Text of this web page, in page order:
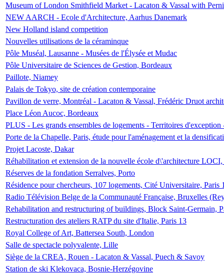
Museum of London Smithfield Market - Lacaton & Vassal with
NEW AARCH - Ecole d'Architecture, Aarhus Danemark
New Holland island competition
Nouvelles utilisations de la céraminque
Pôle Muséal, Lausanne - Musées de l'Élysée et Mudac
Pôle Universitaire de Sciences de Gestion, Bordeaux
Paillote, Niamey
Palais de Tokyo, site de création contemporaine
Pavillon de verre, Montréal - Lacaton & Vassal, Frédéric Druot
Place Léon Aucoc, Bordeaux
PLUS - Les grands ensembles de logements - Territoires
Porte de la Chapelle, Paris, étude pour l'aménagement et la
Projet Lacoste, Dakar
Réhabilitation et extension de la nouvelle école d\'architecture
Réserves de la fondation Serralves, Porto
Résidence pour chercheurs, 107 logements, Cité Universitaire, Paris
Radio Télévision Belge de la Communauté Française, Bruxelles
Rehabilitation and restructuring of buildings, Block Saint-Germain,
Restructuration des ateliers RATP du site d'Italie, Paris 13
Royal College of Art, Battersea South, London
Salle de spectacle polyvalente, Lille
Siège de la CREA, Rouen - Lacaton & Vassal, Puech & Savoy
Station de ski Klekovaca, Bosnie-Herzégovine